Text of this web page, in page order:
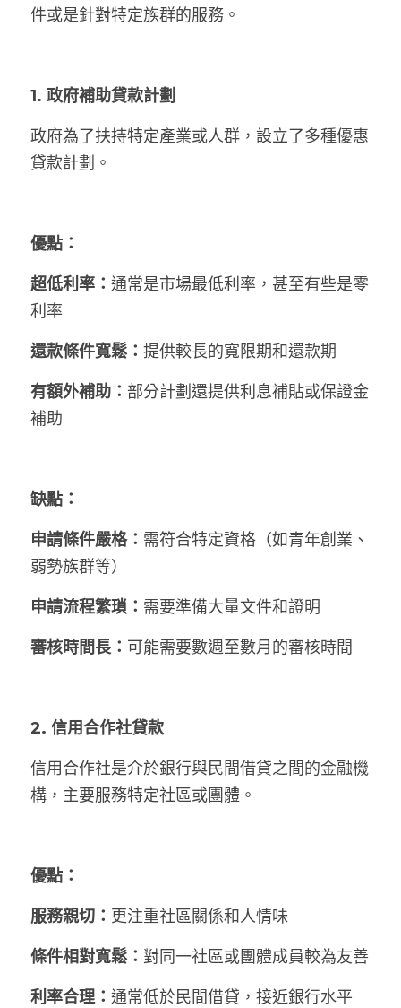
件或是針對特定族群的服務。
1. 政府補助貸款計劃
政府為了扶持特定產業或人群，設立了多種優惠
貸款計劃。
優點：
超低利率： 通常是市場最低利率，甚至有些是零
利率
還款條件寬鬆： 提供較長的寬限期和還款期
有額外補助： 部分計劃還提供利息補貼或保證金
補助
缺點：
申請條件嚴格： 需符合特定資格（如青年創業、
弱勢族群等）
申請流程繁瑣： 需要準備大量文件和證明
審核時間長： 可能需要數週至數月的審核時間
2. 信用合作社貸款
信用合作社是介於銀行與民間借貸之間的金融機
構，主要服務特定社區或團體。
優點：
服務親切： 更注重社區關係和人情味
條件相對寬鬆： 對同一社區或團體成員較為友善
利率合理： 通常低於民間借貸，接近銀行水平